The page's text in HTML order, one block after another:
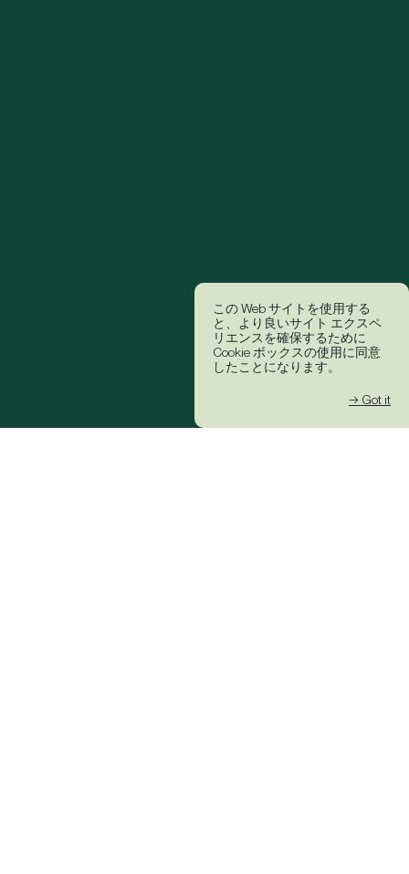
この Web サイトを使用する
と、より良いサイト エクスペ
リエンスを確保するために
Cookie ボックスの使用に同意
したことになります。
→ Got it